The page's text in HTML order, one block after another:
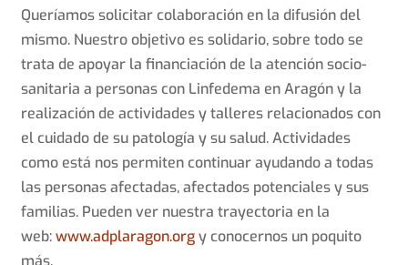
Queríamos solicitar colaboración en la difusión del
mismo. Nuestro objetivo es solidario, sobre todo se
trata de apoyar la financiación de la atención socio-
sanitaria a personas con Linfedema en Aragón y la
realización de actividades y talleres relacionados con
el cuidado de su patología y su salud. Actividades
como está nos permiten continuar ayudando a todas
las personas afectadas, afectados potenciales y sus
familias. Pueden ver nuestra trayectoria en la
web:www.adplaragon.orgy conocernos un poquito
más.